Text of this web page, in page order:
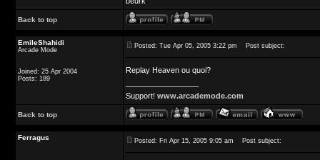
Back to top
EmileShahidi
Arcade Mode
Joined: 25 Apr 2004
Posts: 189
Posted: Tue Apr 05, 2005 3:22 pm Post subject:
Replay Heaven ou quoi?
Support! www.arcademode.com
Back to top
Ferragus Posted: Fri Apr 15, 2005 9:05 am Post subject: